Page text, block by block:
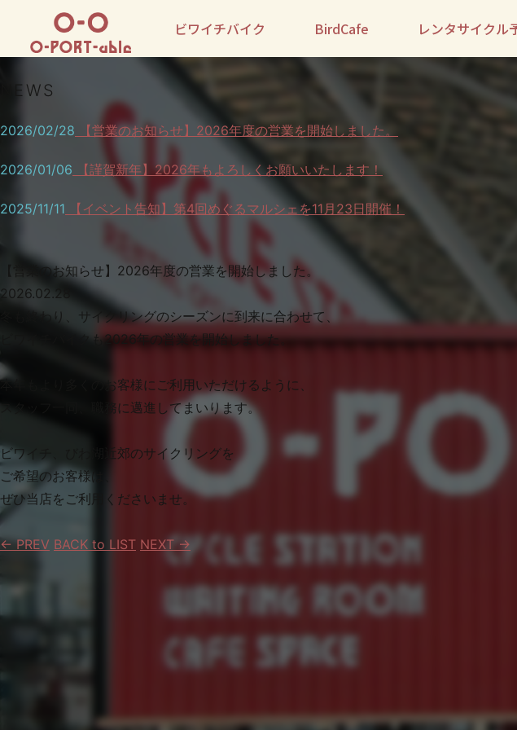
ビワイチバイク BirdCafe レンタサイクル
NEWS
2026/02/28 【営業のお知らせ】2026年度の営業を開始しました。
2026/01/06 【謹賀新年】2026年もよろしくお願いいたします！
2025/11/11 【イベント告知】第4回めぐるマルシェを11月23日開催！
【営業のお知らせ】2026年度の営業を開始しました。
2026.02.28
冬も終わり、サイクリングのシーズンに到来に合わせて、
ビワイチバイクも2026年の営業を開始しました。
本年もより多くのお客様にご利用いただけるように、
スタッフ一同、職務に邁進してまいります。
ビワイチ、びわ湖近郊のサイクリングを
ご希望のお客様は、
ぜひ当店をご利用くださいませ。
← PREV BACK to LIST NEXT →